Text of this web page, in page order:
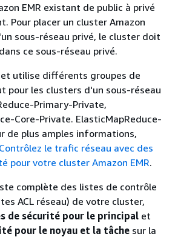
EMR existant de public à privé
Pour placer un cluster Amazon
sous-réseau privé, le cluster doit
ce sous-réseau privé.
et utilise différents groupes de
pour les clusters d'un sous-réseau
Primary-Private,
Core-Private. ElasticMapReduce-
de plus amples informations,
Contrôlez le trafic réseau avec des
pour votre cluster Amazon EMR.
complète des listes de contrôle
ACL réseau) de votre cluster,
de sécurité pour le principal et
pour le noyau et la tâche sur la